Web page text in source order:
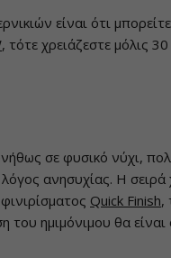
είναι ότι
, τότε χρειάζεστε μόλις
σε φυσικό νύχι,
ανησυχίας. Η σειρά
Quick Finish,
ημιμόνιμου θα είναι